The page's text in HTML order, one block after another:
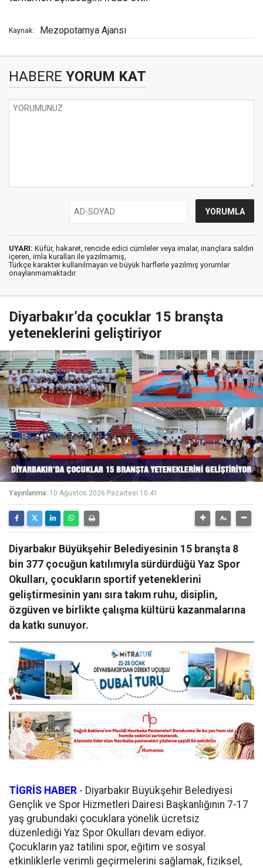
Kaynak: Mezopotamya Ajansı
HABERE YORUM KAT
UYARI: Küfür, hakaret, rencide edici cümleler veya imalar, inançlara saldırı
içeren, imla kuralları ile yazılmamış,
Türkçe karakter kullanılmayan ve büyük harflerle yazılmış yorumlar
onaylanmamaktadır.
Diyarbakır’da çocuklar 15 branşta
yeteneklerini geliştiriyor
Yayınlanma: 10 Ağustos 2026 Pazartesi 10:41
Diyarbakır Büyükşehir Belediyesinin 15 branşta 8
bin 377 çocuğun katılımıyla sürdürdüğü Yaz Spor
Okulları, çocukların sportif yeteneklerini
geliştirmesinin yanı sıra takım ruhu, disiplin,
özgüven ve birlikte çalışma kültürü kazanmalarına
da katkı sunuyor.
TİGRİS HABER - Diyarbakır Büyükşehir Belediyesi
Gençlik ve Spor Hizmetleri Dairesi Başkanlığının 7-17
yaş grubundaki çocuklara yönelik ücretsiz
düzenlediği Yaz Spor Okulları devam ediyor.
Çocukların yaz tatilini spor, eğitim ve sosyal
etkinliklerle verimli geçirmelerini sağlamak, fiziksel,